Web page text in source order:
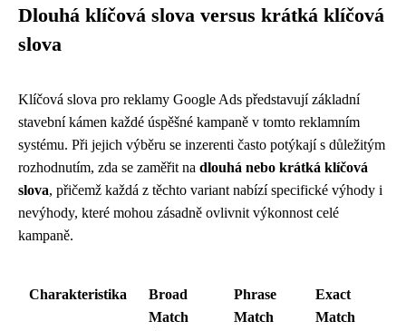
Dlouhá klíčová slova versus krátká klíčová
slova
Klíčová slova pro reklamy Google Ads představují základní
stavební kámen každé úspěšné kampaně v tomto reklamním
systému. Při jejich výběru se inzerenti často potýkají s důležitým
rozhodnutím, zda se zaměřit na dlouhá nebo krátká klíčová
slova, přičemž každá z těchto variant nabízí specifické výhody i
nevýhody, které mohou zásadně ovlivnit výkonnost celé
kampaně.
Charakteristika
Broad
Match
Phrase
Match
Exact
Match